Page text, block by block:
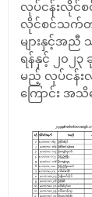
လုပ်ငန်းလိုင်စ
လိုင်စင်သက်တ
များနှင့်အညီ
ရန်နှင့် ၂၀၂
မည့် လုပ်ငန်းလို
ကြောင်း အ